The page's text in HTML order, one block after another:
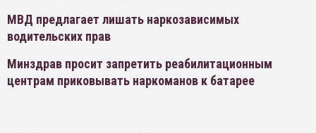
МВД предлагает лишать наркозависимых
водительских прав
Минздрав просит запретить реабилитационным
центрам приковывать наркоманов к батарее